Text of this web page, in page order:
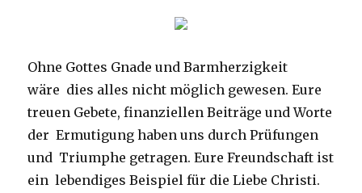
Ohne Gottes Gnade und Barmherzigkeit
wäre dies alles nicht möglich gewesen. Eure
treuen Gebete, finanziellen Beiträge und Worte
der Ermutigung haben uns durch Prüfungen
und Triumphe getragen. Eure Freundschaft ist
ein lebendiges Beispiel für die Liebe Christi.